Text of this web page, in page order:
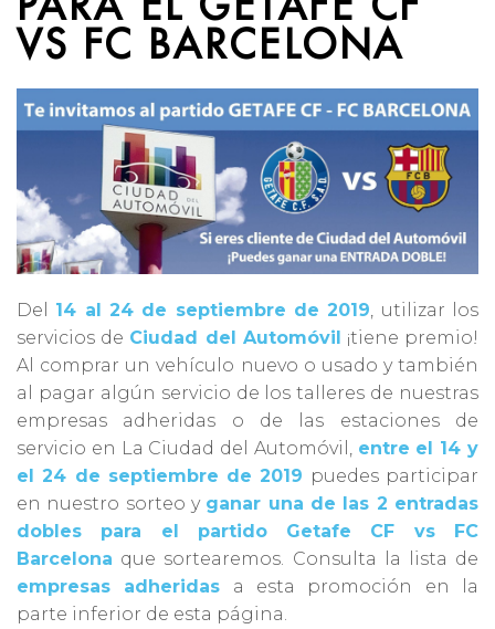
VS FC BARCELONA
Del 14 al 24 de septiembre de 2019, utilizar los
servicios de Ciudad del Automóvil
¡tiene premio!
Al comprar un vehículo nuevo o usado y también
al pagar algún servicio de los talleres de nuestras
empresas adheridas o de las estaciones de
servicio en La Ciudad del Automóvil, entre el 14 y
el 24 de septiembre de 2019 puedes participar
en nuestro sorteo y ganar una de las 2 entradas
dobles para el partido Getafe CF vs FC
Barcelona que sortearemos. Consulta la lista de
empresas adheridas a esta promoción en la
parte inferior de esta página.